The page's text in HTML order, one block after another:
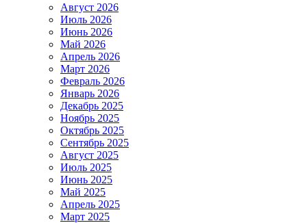
Август 2026
Июль 2026
Июнь 2026
Май 2026
Апрель 2026
Март 2026
Февраль 2026
Январь 2026
Декабрь 2025
Ноябрь 2025
Октябрь 2025
Сентябрь 2025
Август 2025
Июль 2025
Июнь 2025
Май 2025
Апрель 2025
Март 2025